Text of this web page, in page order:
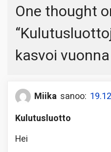
One thought
“
kasvoi
Miika sanoo:
Kulutusluotto
Hei